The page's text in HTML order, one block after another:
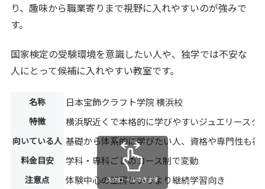
り、趣味から職業寄りまで視野に入れやすいのが強みで
す。
国家検定の受験環境を意識したい人や、独学では不安な
人にとって候補に入れやすい教室です。
名称 日本宝飾クラフト学院 横浜校
特徴 横浜駅近くで本格的に学びやすいジュエリースク
向いている人 基礎から体系的に学びたい人、資格や専門性も視
料金目安 学科・専科ごとのコース制で変動
注意点 体験中心の工房というより継続学習向き
スクロールできます